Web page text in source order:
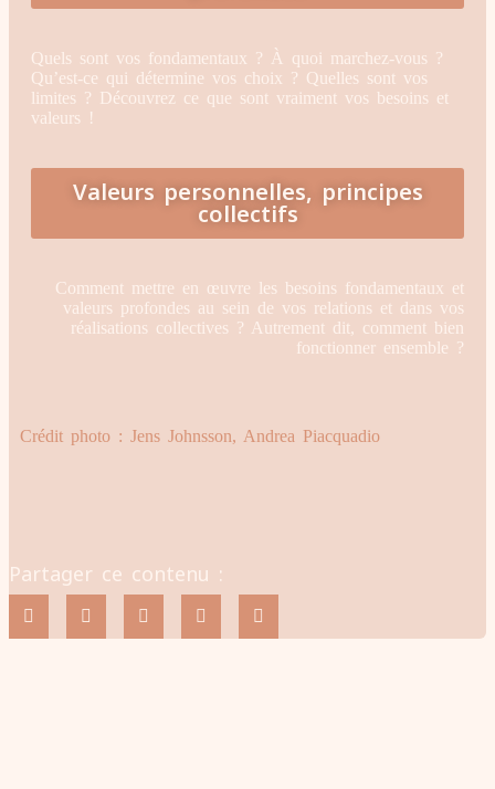
Quels sont vos fondamentaux ? À quoi marchez-vous ?
Qu’est-ce qui détermine vos choix ? Quelles sont vos
limites ? Découvrez ce que sont vraiment vos besoins et
valeurs !
Valeurs personnelles, principes
collectifs
Comment mettre en œuvre les besoins fondamentaux et
valeurs profondes au sein de vos relations et dans vos
réalisations collectives ? Autrement dit, comment bien
fonctionner ensemble ?
Crédit photo : Jens Johnsson, Andrea Piacquadio
Partager ce contenu :